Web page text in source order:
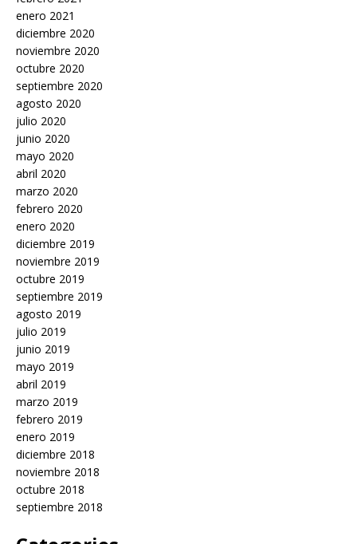
enero 2021
diciembre 2020
noviembre 2020
octubre 2020
septiembre 2020
agosto 2020
julio 2020
junio 2020
mayo 2020
abril 2020
marzo 2020
febrero 2020
enero 2020
diciembre 2019
noviembre 2019
octubre 2019
septiembre 2019
agosto 2019
julio 2019
junio 2019
mayo 2019
abril 2019
marzo 2019
febrero 2019
enero 2019
diciembre 2018
noviembre 2018
octubre 2018
septiembre 2018